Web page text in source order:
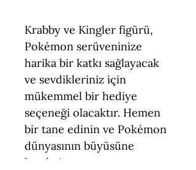
Krabby ve Kingler figürü,
Pokémon serüveninize
harika bir katkı sağlayacak
ve sevdikleriniz için
mükemmel bir hediye
seçeneği olacaktır. Hemen
bir tane edinin ve Pokémon
dünyasının büyüsüne
kapılın!